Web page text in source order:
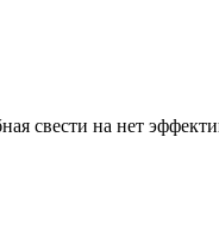
свести на нет